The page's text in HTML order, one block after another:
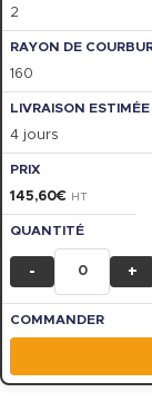
2
160
4 jours
145,60€ HT
- +